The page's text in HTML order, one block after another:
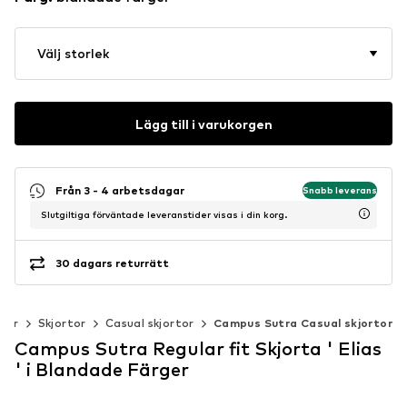
Välj storlek
Lägg till i varukorgen
Från 3 - 4 arbetsdagar Snabb leverans
Slutgiltiga förväntade leveranstider visas i din korg.
30 dagars returrätt
Skjortor Casual skjortor Campus Sutra Casual skjortor
Campus Sutra Regular fit Skjorta ' Elias
' i Blandade Färger